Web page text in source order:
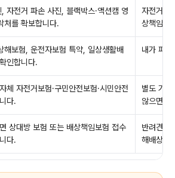
자전거 파손 사진, 블랙박스·액션캠 영
처를 확보합니다.
자전거 사
상책임에
해보험, 운전자보험 특약, 일상생활배
인합니다.
내가 피
체 자전거보험·구민안전보험·시민안전
다.
별도 가
않으면
상대방 보험 또는 배상책임보험 접수
다.
반려견,
해배상 문